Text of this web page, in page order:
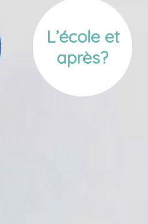
L’école et
après?